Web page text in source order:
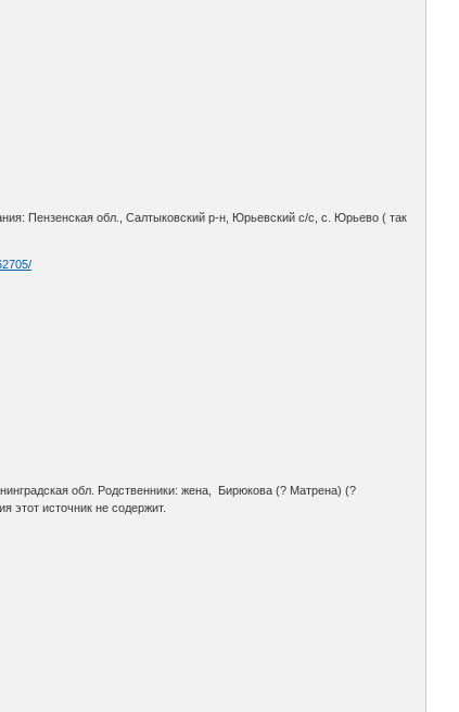
Пензенская обл., Салтыковский р-н, Юрьевский с/с, с. Юрьево ( так
обл. Родственники: жена, Бирюкова (? Матрена) (?
этот источник не содержит.